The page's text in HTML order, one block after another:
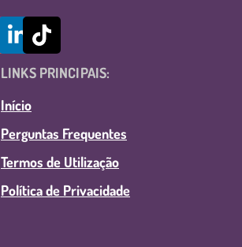
LINKS PRINCIPAIS:
Início
Perguntas Frequentes
Termos de Utilização
Política de Privacidade